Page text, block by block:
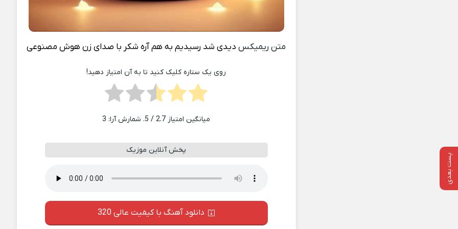
پست بعدی
متن ریمیکس دیدی شد رسیدیم به هم آره شکر با صدای زن هوش مصنوعی
روی یک ستاره کلیک کنید تا به آن امتیاز دهید!
میانگین امتیاز 2.7/ 5. شمارش آرا: 3
پخش آنلاین موزیک
دانلود آهنگ با کیفیت عالی 320